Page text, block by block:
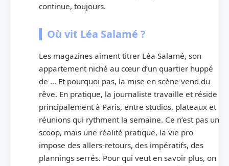
continue, toujours.
Où vit Léa Salamé ?
Les magazines aiment titrer Léa Salamé, son
appartement niché au cœur d’un quartier huppé
de … Et pourquoi pas, la mise en scène vend du
rêve. En pratique, la journaliste travaille et réside
principalement à Paris, entre studios, plateaux et
réunions qui rythment la semaine. Ce n’est pas un
scoop, mais une réalité pratique, la vie pro
impose des allers-retours, des impératifs, des
plannings serrés. Pour qui veut en savoir plus, on